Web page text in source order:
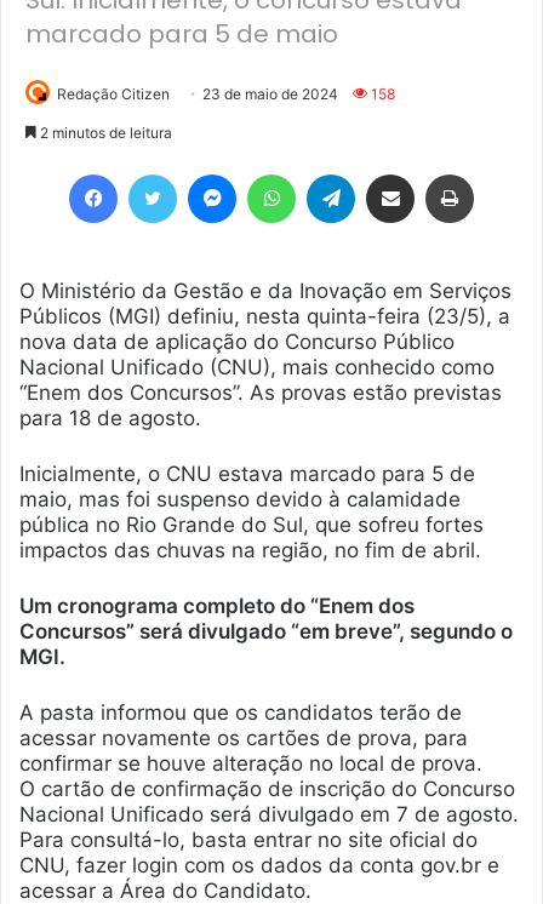
marcado para 5 de maio
Redação Citizen 23 de maio de 2024 158
2 minutos de leitura
O Ministério da Gestão e da Inovação em Serviços
Públicos (MGI) definiu, nesta quinta-feira (23/5), a
nova data de aplicação do Concurso Público
Nacional Unificado (CNU), mais conhecido como
“Enem dos Concursos”. As provas estão previstas
para 18 de agosto.
Inicialmente, o CNU estava marcado para 5 de
maio, mas foi suspenso devido à calamidade
pública no Rio Grande do Sul, que sofreu fortes
impactos das chuvas na região, no fim de abril.
Um cronograma completo do “Enem dos
Concursos” será divulgado “em breve”, segundo o
MGI.
A pasta informou que os candidatos terão de
acessar novamente os cartões de prova, para
confirmar se houve alteração no local de prova.
O cartão de confirmação de inscrição do Concurso
Nacional Unificado será divulgado em 7 de agosto.
Para consultá-lo, basta entrar no site oficial do
CNU, fazer login com os dados da conta gov.br e
acessar a Área do Candidato.